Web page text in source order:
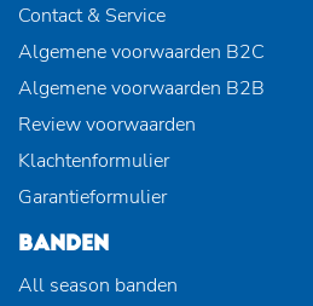
Contact & Service
Algemene voorwaarden B2C
Algemene voorwaarden B2B
Review voorwaarden
Klachtenformulier
Garantieformulier
BANDEN
All season banden